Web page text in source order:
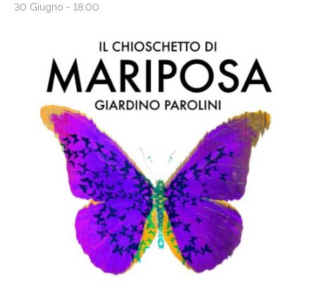
30 Giugno - 18:00